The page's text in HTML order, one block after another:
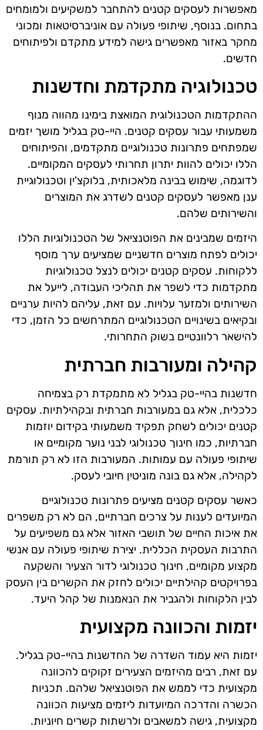
מאפשרות לעסקים קטנים להתחבר למשקיעים ולמומחים
בתחום. בנוסף, שיתופי פעולה עם אוניברסיטאות ומכוני
מחקר באזור מאפשרים גישה למידע מתקדם ולפיתוחים
חדשים.
טכנולוגיה מתקדמת וחדשנות
ההתקדמות הטכנולוגית המואצת בימינו מהווה מנוף
משמעותי עבור עסקים קטנים. היי-טק בגליל מושך יזמים
שמפתחים פתרונות טכנולוגיים מתקדמים, והפיתוחים
הללו יכולים להוות יתרון תחרותי לעסקים המקומיים.
לדוגמה, שימוש בבינה מלאכותית, בלוקצ'ין וטכנולוגיית
ענן מאפשר לעסקים קטנים לשדרג את המוצרים
והשירותים שלהם.
היזמים שמבינים את הפוטנציאל של הטכנולוגיות הללו
יכולים לפתח מוצרים חדשניים שמציעים ערך מוסף
ללקוחות. עסקים קטנים יכולים לנצל טכנולוגיות
מתקדמות כדי לשפר את תהליכי העבודה, לייעל את
השירותים ולמזער עלויות. עם זאת, עליהם להיות ערניים
ובקיאים בשינויים הטכנולוגיים המתרחשים כל הזמן, כדי
להישאר רלוונטיים בשוק התחרותי.
קהילה ומעורבות חברתית
חדשנות בהיי-טק בגליל לא מתמקדת רק בצמיחה
כלכלית, אלא גם במעורבות חברתית ובקהילתיות. עסקים
קטנים יכולים לשחק תפקיד משמעותי בקידום יוזמות
חברתיות, כמו חינוך טכנולוגי לבני נוער מקומיים או
שיתופי פעולה עם עמותות. המעורבות הזו לא רק תורמת
לקהילה, אלא גם בונה מוניטין חיובי לעסק.
כאשר עסקים קטנים מציעים פתרונות טכנולוגיים
המיועדים לענות על צרכים חברתיים, הם לא רק משפרים
את איכות החיים של תושבי האזור אלא גם משפיעים על
התרבות העסקית הכללית. יצירת שיתופי פעולה עם אנשי
מקצוע מקומיים, חינוך טכנולוגי לדור הצעיר והשקעה
בפרויקטים קהילתיים יכולים לחזק את הקשרים בין העסק
לבין הלקוחות ולהגביר את הנאמנות של קהל היעד.
יזמות והכוונה מקצועית
יזמות היא עמוד השדרה של החדשנות בהיי-טק בגליל.
עם זאת, רבים מהיזמים הצעירים זקוקים להכוונה
מקצועית כדי לממש את הפוטנציאל שלהם. תכניות
הכשרה והדרכה המיועדות ליזמים מציעות הכוונה
מקצועית, גישה למשאבים ולרשתות קשרים חיוניות.